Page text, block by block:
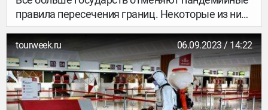
правила пересечения границ. Некоторые из них
уже вернулись к доковидным нормам въезда, а
где-то препятствия ещё сохраняются…
tourweek.ru 06.09.2023 / 14:22